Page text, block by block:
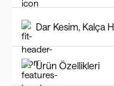
Dar Kesim, Kalça
Ürün Özellikleri